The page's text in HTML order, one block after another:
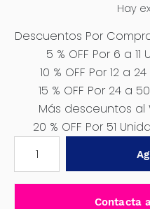
Hay
Descuentos Por
5 % OFF Por 6 a 11
10 % OFF Por 12 a
15 % OFF Por 24 a
Más desceuntos al
20 % OFF Por 51
PARA
MADERA
Contacta